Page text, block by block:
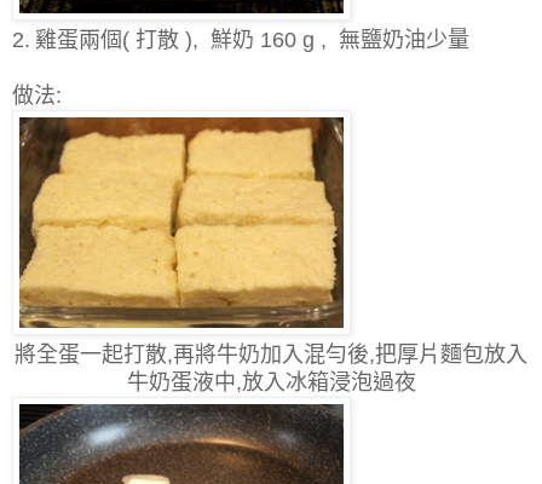
2. 雞蛋兩個( 打散 ), 鮮奶 160 g , 無鹽奶油少量
做法:
將全蛋一起打散,再將牛奶加入混勻後,把厚片麵包放入
牛奶蛋液中,放入冰箱浸泡過夜